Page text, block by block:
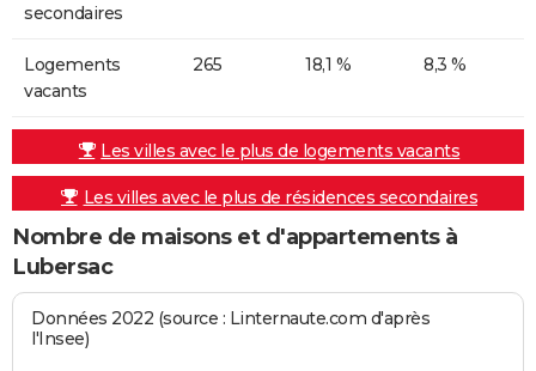
secondaires
Logements
vacants
265 18,1 % 8,3 %
Les villes avec le plus de logements vacants
Les villes avec le plus de résidences secondaires
Nombre de maisons et d'appartements à
Lubersac
Données 2022 (source : Linternaute.com d'après
l'Insee)